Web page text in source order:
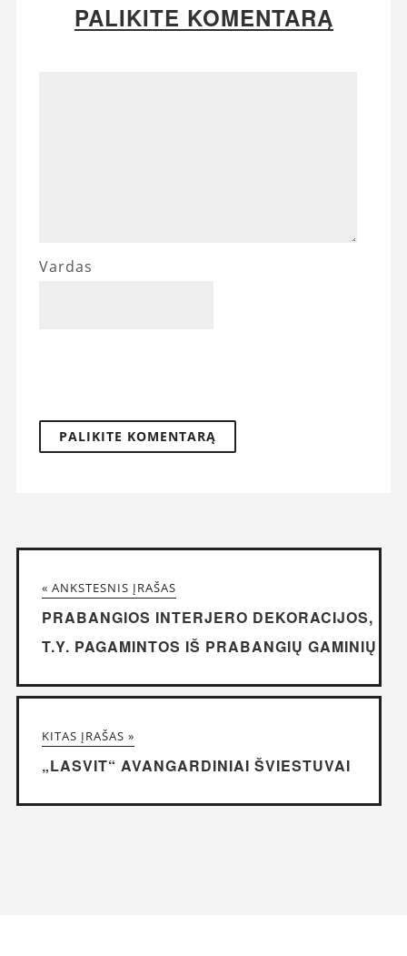
PALIKITE KOMENTARĄ
Vardas
« ANKSTESNIS ĮRAŠAS
PRABANGIOS INTERJERO DEKORACIJOS,
T.Y. PAGAMINTOS IŠ PRABANGIŲ GAMINIŲ
KITAS ĮRAŠAS »
„LASVIT“ AVANGARDINIAI ŠVIESTUVAI